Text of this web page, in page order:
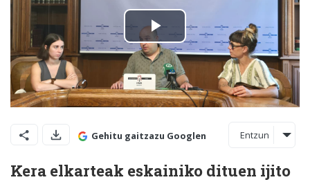
Gehitu gaitzazu Googlen Entzun
Kera elkarteak eskainiko dituen ijito